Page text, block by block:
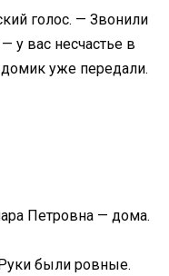
голос. — Звонили
у вас несчастье в
уже передали.
Петровна — дома.
были ровные.